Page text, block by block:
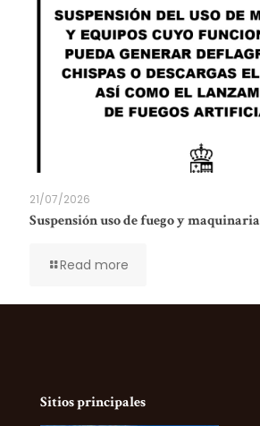
21/07/2026
Suspensión uso de fuego y maquinaria
Read more
Sitios principales